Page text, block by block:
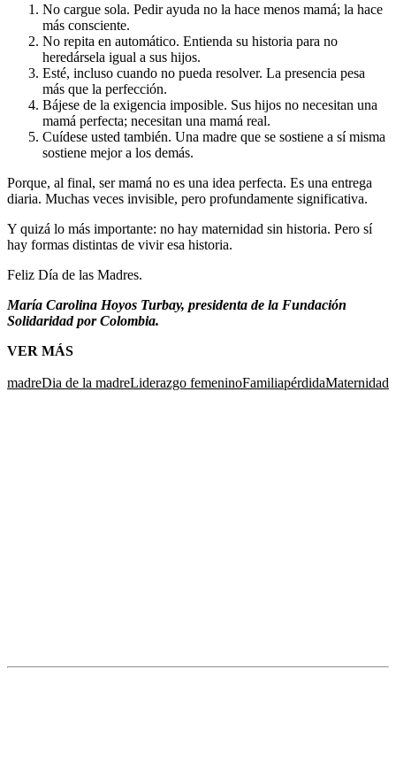
No cargue sola. Pedir ayuda no la hace menos mamá; la hace
más consciente.
No repita en automático. Entienda su historia para no
heredársela igual a sus hijos.
Esté, incluso cuando no pueda resolver. La presencia pesa
más que la perfección.
Bájese de la exigencia imposible. Sus hijos no necesitan una
mamá perfecta; necesitan una mamá real.
Cuídese usted también. Una madre que se sostiene a sí misma
sostiene mejor a los demás.
Porque, al final, ser mamá no es una idea perfecta. Es una entrega
diaria. Muchas veces invisible, pero profundamente significativa.
Y quizá lo más importante: no hay maternidad sin historia. Pero sí
hay formas distintas de vivir esa historia.
Feliz Día de las Madres.
María Carolina Hoyos Turbay, presidenta de la Fundación
Solidaridad por Colombia.
VER MÁS
madreDia de la madreLiderazgo femeninoFamiliapérdidaMaternidad